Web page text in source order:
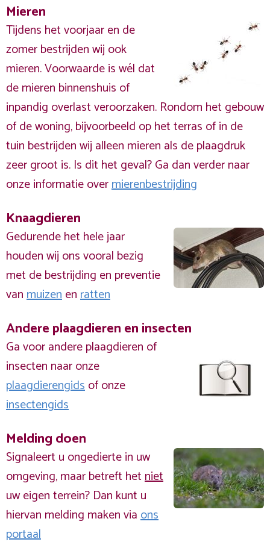
Mieren
Tijdens het voorjaar en de
zomer bestrijden wij ook
mieren. Voorwaarde is wél dat
de mieren binnenshuis of
inpandig overlast veroorzaken. Rondom het gebouw
of de woning, bijvoorbeeld op het terras of in de
tuin bestrijden wij alleen mieren als de plaagdruk
zeer groot is. Is dit het geval? Ga dan verder naar
onze informatie overmierenbestrijding
Knaagdieren
Gedurende het hele jaar
houden wij ons vooral bezig
met de bestrijding en preventie
vanmuizenenratten
Andere plaagdieren en insecten
Ga voor andere plaagdieren of
insecten naar onze
plaagdierengidsof onze
insectengids
Melding doen
Signaleert u ongedierte in uw
omgeving, maar betreft hetniet
uw eigen terrein? Dan kunt u
hiervan melding maken viaons
portaal